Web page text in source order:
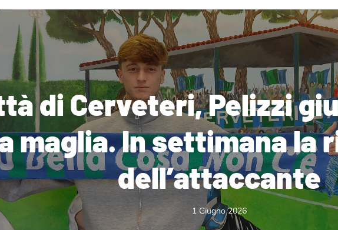
di Cerveteri, Pelizzi
maglia. In settimana la
dell’attaccante
1 Giugno 2026